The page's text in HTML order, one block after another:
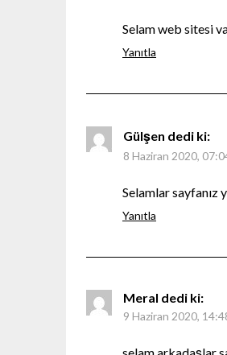
Selam web sitesi
Yanıtla
Gülşen dedi ki:
8 Haziran 2020,
Selamlar sayfanız
Yanıtla
Meral dedi ki:
9 Haziran 2020,